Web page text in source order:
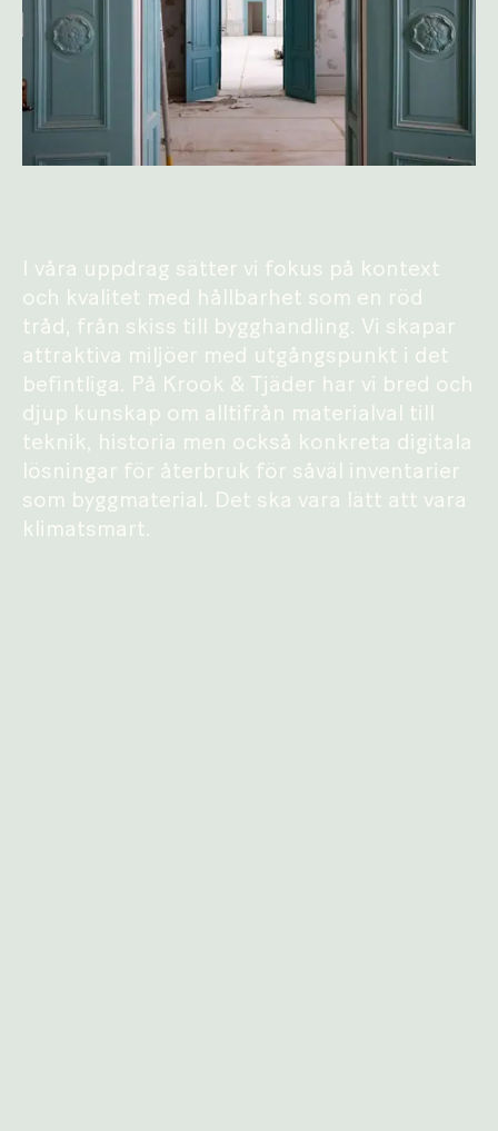
I våra uppdrag sätter vi fokus på kontext
och kvalitet med hållbarhet som en röd
tråd, från skiss till bygghandling. Vi skapar
attraktiva miljöer med utgångspunkt i det
befintliga. På Krook & Tjäder har vi bred och
djup kunskap om alltifrån materialval till
teknik, historia men också konkreta digitala
lösningar för återbruk för såväl inventarier
som byggmaterial. Det ska vara lätt att vara
klimatsmart.